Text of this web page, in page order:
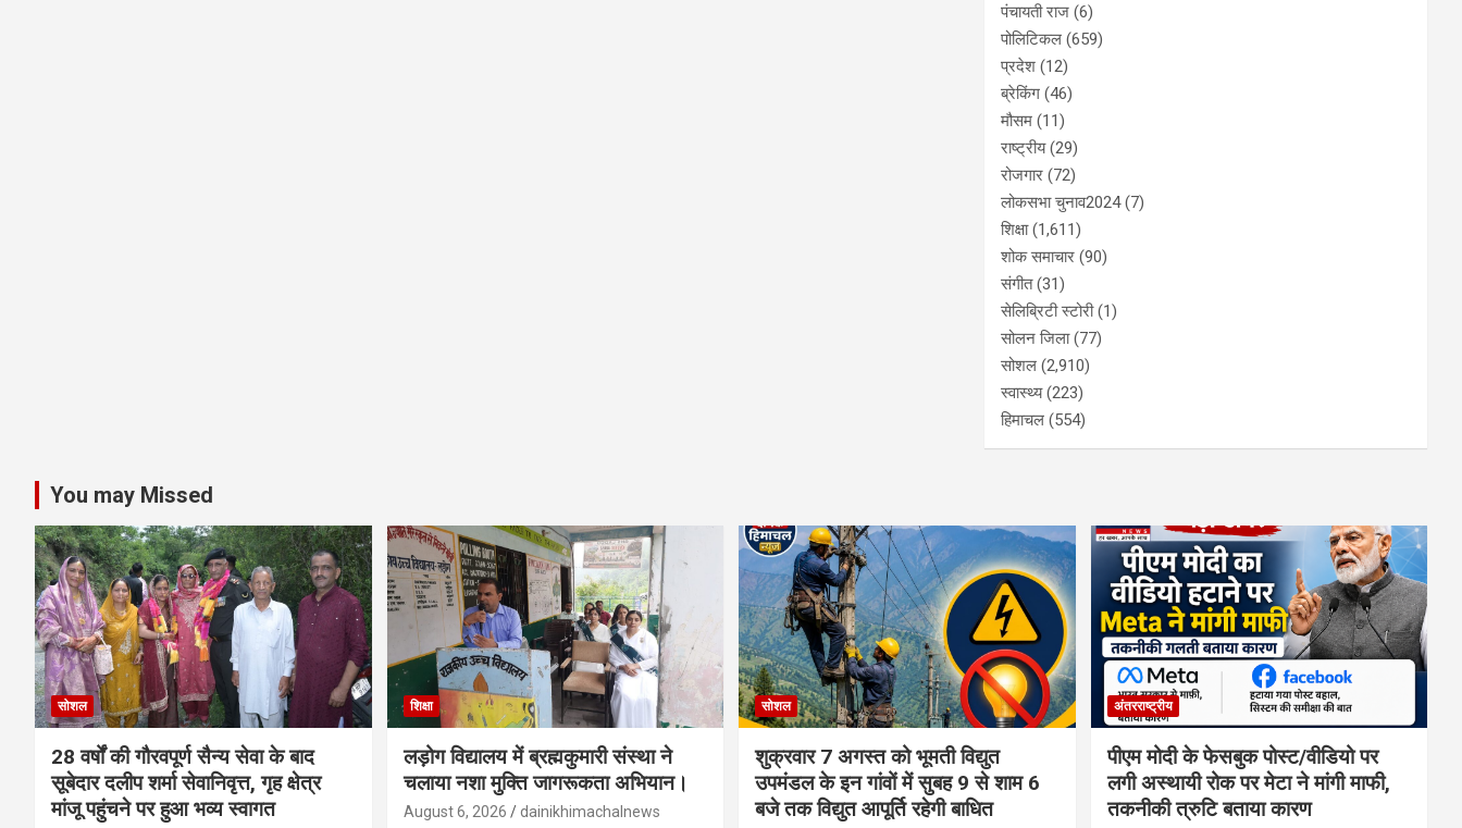
पंचायती राज (6)
पोलिटिकल (659)
प्रदेश (12)
ब्रेकिंग (46)
मौसम (11)
राष्ट्रीय(29)
रोजगार (72)
लोकसभा चुनाव2024(7)
शिक्षा(1,611)
शोक समाचार (90)
संगीत(31)
सेलिब्रिटी स्टोरी(1)
सोलन जिला(77)
सोशल (2,910)
स्वास्थ्य(223)
हिमाचल (554)
You may Missed
सोशल
28 वर्षों की गौरवपूर्ण सैन्य सेवा के बाद
सूबेदार दलीप शर्मा सेवानिवृत्त, गृह क्षेत्र
मांजू पहुंचने पर हुआ भव्य स्वागत
शिक्षा
लड़ोग विद्यालय में ब्रह्मकुमारी संस्था ने
चलाया नशा मुक्ति जागरूकता अभियान।
August 6, 2026 dainikhimachalnews
सोशल
शुक्रवार 7 अगस्त को भूमती विद्युत
उपमंडल के इन गांवों में सुबह 9 से शाम 6
बजे तक विद्युत आपूर्ति रहेगी बाधित
अंतरराष्ट्रीय
पीएम मोदी के फेसबुक पोस्ट/वीडियो पर
लगी अस्थायी रोक पर मेटा ने मांगी माफी,
तकनीकी त्रुटि बताया कारण